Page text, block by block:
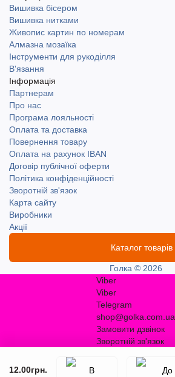
12.00грн.
Вишивка бісером
Вишивка нитками
Живопис картин по номерам
Алмазна мозаїка
Інструменти для рукоділля
В'язання
Інформація
Партнерам
Про нас
Програма лояльності
Оплата та доставка
Повернення товару
Оплата на рахунок IBAN
Договір публічної оферти
Політика конфіденційності
Зворотній зв'язок
Карта сайту
Виробники
Акції
Каталог товарів
Голка © 2026
Viber
Viber
Telegram
shop@golka.com.ua
Замовити дзвінок
Зворотній зв'язок